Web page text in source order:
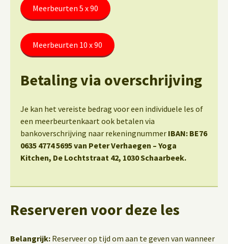
Meerbeurten 5 x 90
Meerbeurten 10 x 90
Betaling via overschrijving
Je kan het vereiste bedrag voor een individuele les of
een meerbeurtenkaart ook betalen via
bankoverschrijving naar rekeningnummer IBAN: BE76
0635 4774 5695 van Peter Verhaegen – Yoga
Kitchen, De Lochtstraat 42, 1030 Schaarbeek.
Reserveren voor deze les
Belangrijk: Reserveer op tijd om aan te geven van wanneer